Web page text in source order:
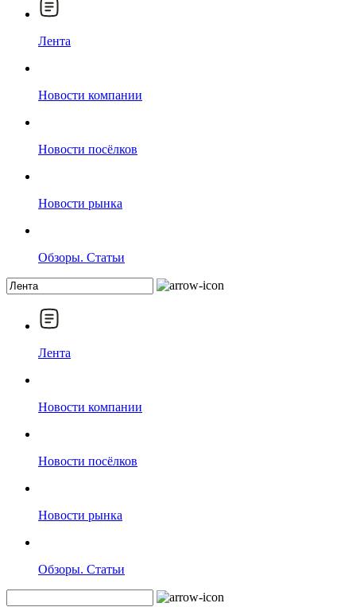
Лента
Новости компании
Новости посёлков
Новости рынка
Обзоры. Статьи
Лента
Новости компании
Новости посёлков
Новости рынка
Обзоры. Статьи